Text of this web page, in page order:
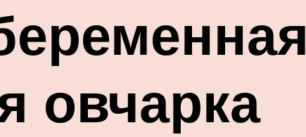
овчарка